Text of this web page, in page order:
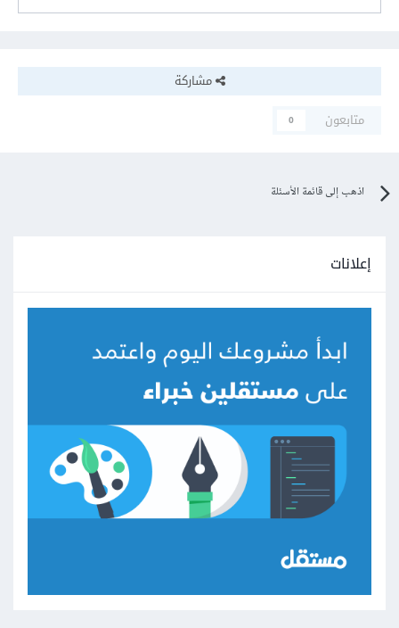
مشاركة
متابعون
0
اذهب إلى قائمة الأسئلة
إعلانات